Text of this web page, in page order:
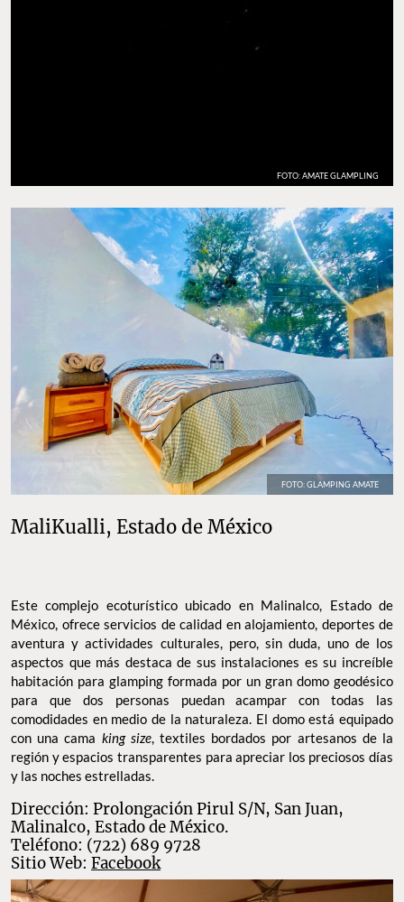
FOTO: AMATE GLAMPLING
FOTO: GLAMPING AMATE
MaliKualli, Estado de México
Este complejo ecoturístico ubicado en Malinalco, Estado de
México, ofrece servicios de calidad en alojamiento, deportes de
aventura y actividades culturales, pero, sin duda, uno de los
aspectos que más destaca de sus instalaciones es su increíble
habitación para glamping formada por un gran domo geodésico
para que dos personas puedan acampar con todas las
comodidades en medio de la naturaleza. El domo está equipado
con una cama king size, textiles bordados por artesanos de la
región y espacios transparentes para apreciar los preciosos días
y las noches estrelladas.
Dirección: Prolongación Pirul S/N, San Juan,
Malinalco, Estado de México.
Teléfono: (722) 689 9728
Sitio Web: Facebook